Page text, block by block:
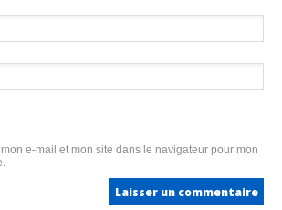
e-mail et mon site dans le navigateur pour mon